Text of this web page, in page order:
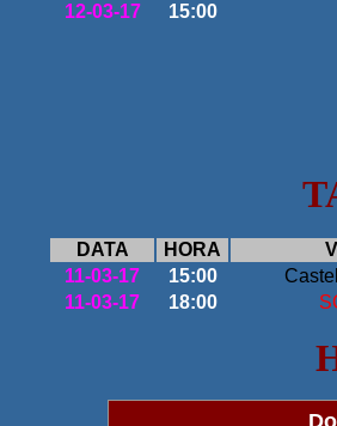
12-03-17
15:00
DATA HORA
11-03-17
15:00
11-03-17
18:00